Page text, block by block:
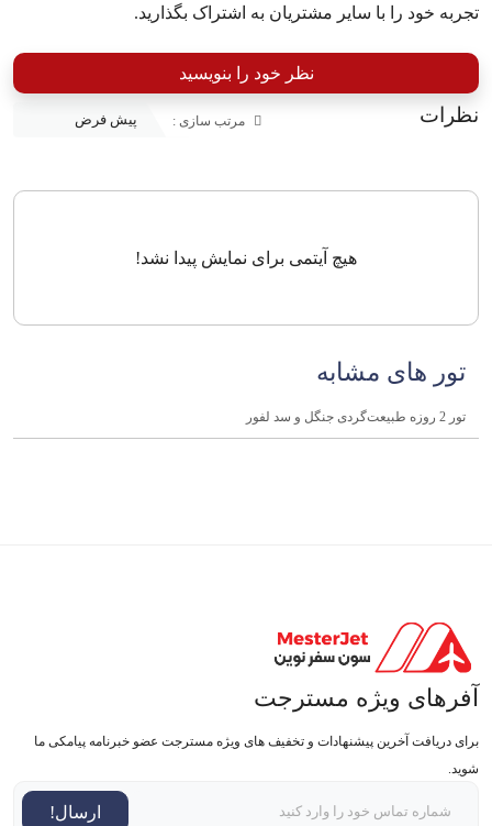
تجربه خود را با سایر مشتریان به اشتراک بگذارید.
نظر خود را بنویسید
نظرات مرتب سازی :
هیچ آیتمی برای نمایش پیدا نشد!
تور های مشابه
تور 2 روزه طبیعت‌گردی جنگل و سد لفور
آفرهای ویژه مسترجت
برای دریافت آخرین پیشنهادات و تخفیف های ویژه مسترجت عضو خبرنامه پیامکی ما
شوید.
ارسال!